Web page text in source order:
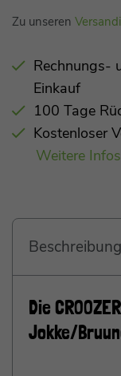
Zu unseren
Rechnungs-
Einkauf
100 Tage
Kostenloser
Weitere Infos
Beschreibung
Die
Jokke/